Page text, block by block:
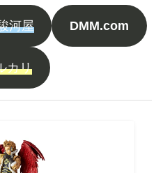
河屋 DMM.com
カリ